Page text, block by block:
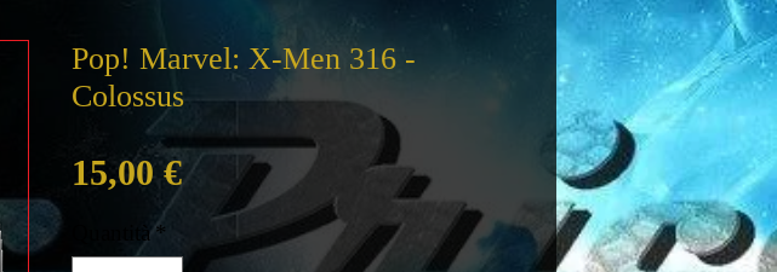
Pop! Marvel: X-Men 316 -
Colossus
15,00 €Prezzo
Quantità *